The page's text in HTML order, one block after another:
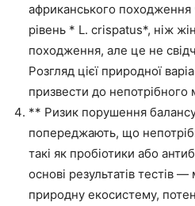
африканського
рівень * L. crispatus*, ніж
походження, але це не
Розгляд цієї природної
призвести до
** Ризик порушення
попереджають, що
такі як пробіотики або
основі результатів тестів
природну екосистему,